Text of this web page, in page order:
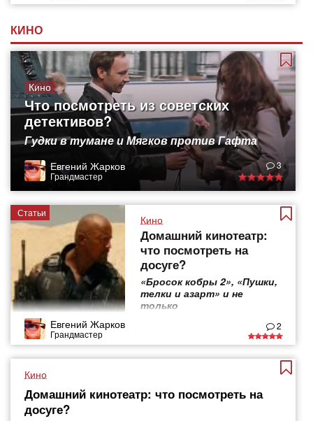
КИНО
Кино
Что посмотреть из советских
детективов?
Гудки в тумане и Мягков против Гафта
Евгений Жарков
Грандмастер
3
Статьи
Кино
Домашний кинотеатр:
что посмотреть на
досуге?
«Бросок кобры 2», «Пушки,
телки и азарт» и не
только
Евгений Жарков
Грандмастер
2
Кино
Домашний кинотеатр: что посмотреть на
досуге?